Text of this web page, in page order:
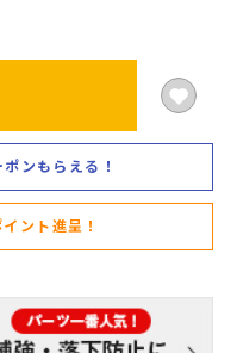
ンもらえる！
ント進呈！